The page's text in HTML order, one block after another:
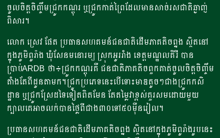
ចូលចិត្តចិញ្ចឹមជ្រូកកណ្តុរ ឬជ្រូកកាត់ព្រៃដែលមានសាច់រសជាតិឆ្ងាញ់
ពិសារ។
លោក ស្រេវ ផែត ប្រធានសហគមន៍ជនជាតិដើមភាគតិចព្នង ស្ថិតនៅ
ក្នុងភូមិពូរ៉ាង ឃុំសែនមនោរម្យ ស្រុកអូររាំង ខេត្តមណ្ឌលគិរី បាន
ប្រាប់ARDB ថា៖ជ្រូកកណ្តុរគឺ ជនជាតិភាគតិចពួកគាត់ចូលចិត្តចិញ្ចឹម
តាំងតែពីដូនតាមក។ជ្រូកប្រភេទនេះបើទោះមាឌតូចៗជាងជ្រូកកសិ
ដ្ឋាន ឬជ្រូកស្រែដទៃទៀតពិតមែន តែតម្លៃវាខ្ពស់គួរសមដោយមួយ
ក្បាលគេអាចលក់បានថ្លៃពីជាង៣០ទៅ៥០ម៉ឺនរៀល។
ប្រធានសហគមន៍ជនជាតិដើមភាគតិចព្នង ស្ថិតនៅក្នុងភូមិពូរ៉ាងរូបនេះ